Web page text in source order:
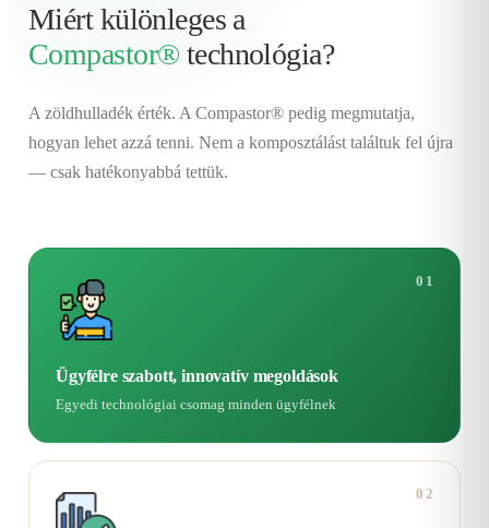
Miért különleges a
Compastor® technológia?
A zöldhulladék érték. A Compastor® pedig megmutatja,
hogyan lehet azzá tenni. Nem a komposztálást találtuk fel újra
— csak hatékonyabbá tettük.
01
Ügyfélre szabott, innovatív megoldások
Egyedi technológiai csomag minden ügyfélnek
02